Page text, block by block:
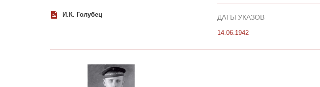
И.К. Голубец ДАТЫ УКАЗОВ
14.06.1942